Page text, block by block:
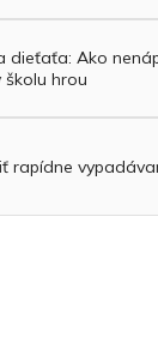
dieťaťa: Ako
školu hrou
rapídne